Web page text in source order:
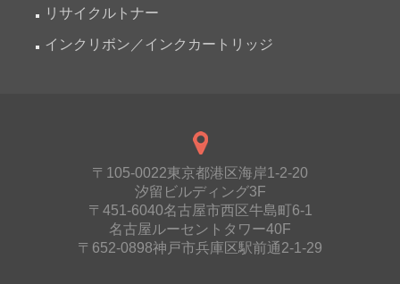
リサイクルトナー
インクリボン／インクカートリッジ
〒105-0022東京都港区海岸1-2-20
汐留ビルディング3F
〒451-6040名古屋市西区牛島町6-1
名古屋ルーセントタワー40F
〒652-0898神戸市兵庫区駅前通2-1-29